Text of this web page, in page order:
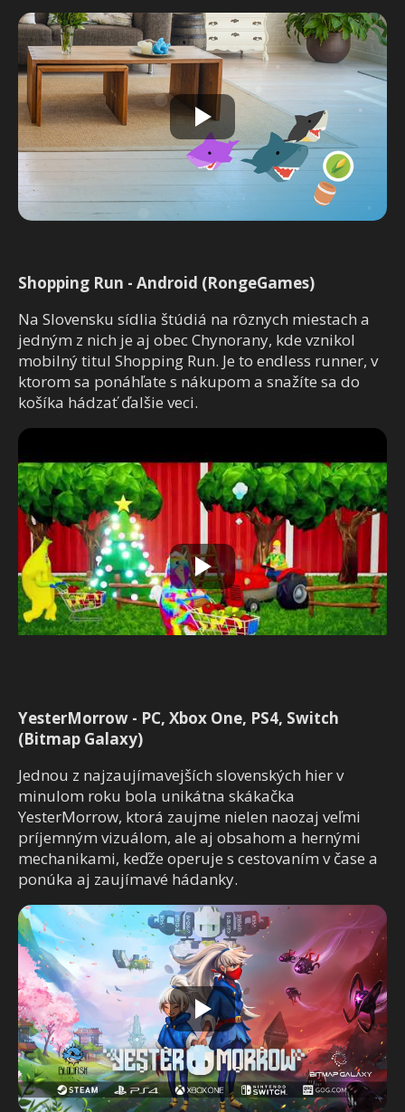
Shopping Run - Android (RongeGames)
Na Slovensku sídlia štúdiá na rôznych miestach a
jedným z nich je aj obec Chynorany, kde vznikol
mobilný titul Shopping Run. Je to endless runner, v
ktorom sa ponáhľate s nákupom a snažíte sa do
košíka hádzať ďalšie veci.
YesterMorrow - PC, Xbox One, PS4, Switch
(Bitmap Galaxy)
Jednou z najzaujímavejších slovenských hier v
minulom roku bola unikátna skákačka
YesterMorrow, ktorá zaujme nielen naozaj veľmi
príjemným vizuálom, ale aj obsahom a hernými
mechanikami, keďže operuje s cestovaním v čase a
ponúka aj zaujímavé hádanky.